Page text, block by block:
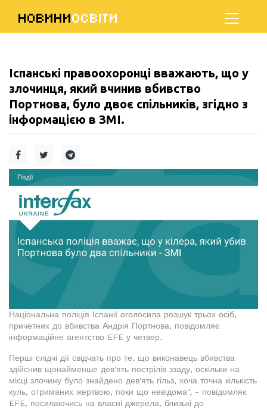
НОВИНИОСВІТИ
Іспанські правоохоронці вважають, що у
злочинця, який вчинив вбивство
Портнова, було двоє спільників, згідно з
інформацією в ЗМІ.
Національна поліція Іспанії оголосила розшук трьох осіб,
причетних до вбивства Андрія Портнова, повідомляє
інформаційне агентство EFE у четвер.
Перші слідчі дії свідчать про те, що виконавець вбивства
здійснив щонайменше дев'ять пострілів ззаду, оскільки на
місці злочину було знайдено дев'ять гільз, хоча точна кількість
куль, отриманих жертвою, поки що невідома", - повідомляє
EFE, посилаючись на власні джерела, близькі до